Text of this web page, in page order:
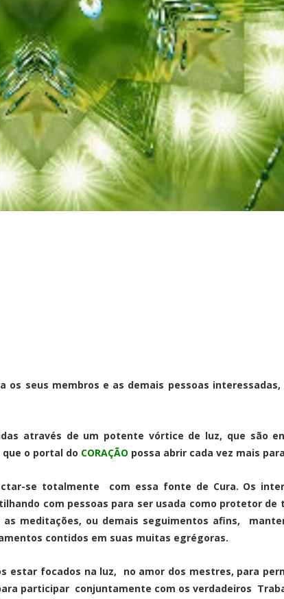
seus membros e as demais pessoas
através de um potente vórtice de luz, que são
o portal do CORAÇÃO possa abrir cada vez mais
se totalmente com essa fonte de Cura. Os
com pessoas para ser usada como protetor de
meditações, ou demais seguimentos afins,
contidos em suas muitas egrégoras.
estar focados na luz, no amor dos mestres, para
participar conjuntamente com os verdadeiros